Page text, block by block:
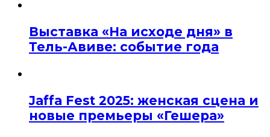
Выставка «На исходе дня» в
Тель-Авиве: событие года
Jaffa Fest 2025: женская сцена и
новые премьеры «Гешера»